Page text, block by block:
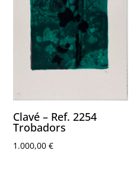
Clavé – Ref. 2254
Trobadors
1.000,00€